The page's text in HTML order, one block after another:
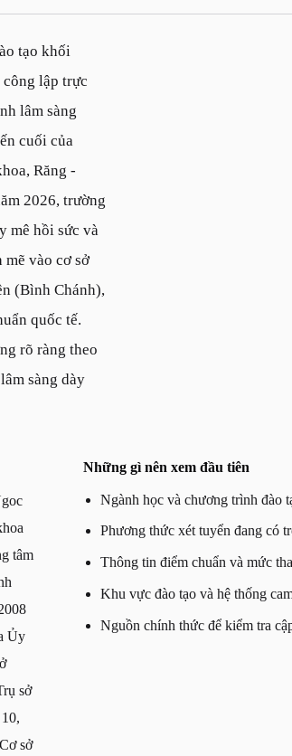
tạo khối
lập trực
lâm sàng
cuối của
Răng -
2026, trường
mê hồi sức và
vào cơ sở
(Bình Chánh),
quốc tế.
rõ ràng theo
sàng dày
tâm
Ủy
sở
sở
Những gì nên xem đầu tiên
Ngành học và chương trình đào
Phương thức xét tuyển đang có
Thông tin điểm chuẩn và mức
Khu vực đào tạo và hệ thống
Nguồn chính thức để kiểm tra